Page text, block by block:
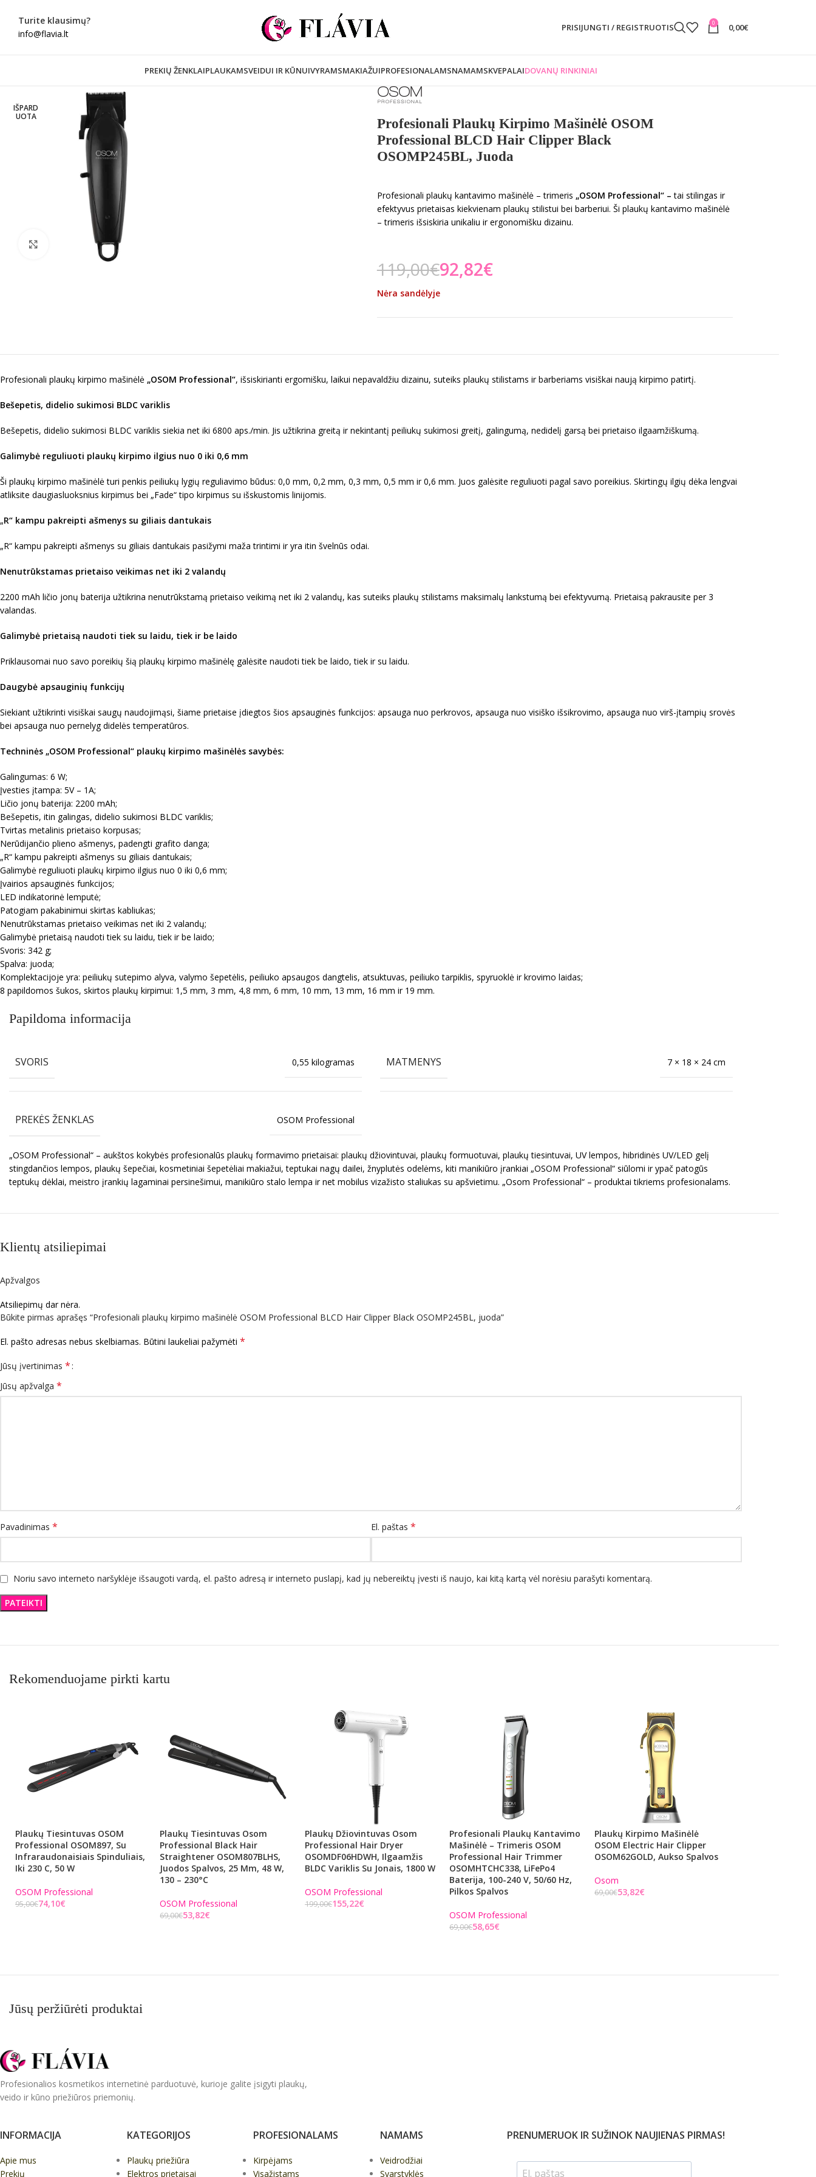
Turite klausimų?
info@flavia.lt
PRISIJUNGTI / REGISTRUOTIS 0 0,00€
PREKIŲ ŽENKLAIPLAUKAMSVEIDUI IR KŪNUIVYRAMSMAKIAŽUIPROFESIONALAMSNAMAMSKVEPALAIDOVANŲ RINKINIAI
IŠPARD
UOTA
Spustelėkite norėdami padidinti
Profesionali Plaukų Kirpimo Mašinėlė OSOM
Professional BLCD Hair Clipper Black
OSOMP245BL, Juoda
Profesionali plaukų kantavimo mašinėlė – trimeris „OSOM Professional“ – tai stilingas ir
efektyvus prietaisas kiekvienam plaukų stilistui bei barberiui. Ši plaukų kantavimo mašinėlė
– trimeris išsiskiria unikaliu ir ergonomišku dizainu.
119,00€92,82€
Nėra sandėlyje
Profesionali plaukų kirpimo mašinėlė „OSOM Professional“, išsiskirianti ergomišku, laikui nepavaldžiu dizainu, suteiks plaukų stilistams ir barberiams visiškai naują kirpimo patirtį.
Bešepetis, didelio sukimosi BLDC variklis
Bešepetis, didelio sukimosi BLDC variklis siekia net iki 6800 aps./min. Jis užtikrina greitą ir nekintantį peiliukų sukimosi greitį, galingumą, nedidelį garsą bei prietaiso ilgaamžiškumą.
Galimybė reguliuoti plaukų kirpimo ilgius nuo 0 iki 0,6 mm
Ši plaukų kirpimo mašinėlė turi penkis peiliukų lygių reguliavimo būdus: 0,0 mm, 0,2 mm, 0,3 mm, 0,5 mm ir 0,6 mm. Juos galėsite reguliuoti pagal savo poreikius. Skirtingų ilgių dėka lengvai
atliksite daugiasluoksnius kirpimus bei „Fade“ tipo kirpimus su išskustomis linijomis.
„R“ kampu pakreipti ašmenys su giliais dantukais
„R“ kampu pakreipti ašmenys su giliais dantukais pasižymi maža trintimi ir yra itin švelnūs odai.
Nenutrūkstamas prietaiso veikimas net iki 2 valandų
2200 mAh ličio jonų baterija užtikrina nenutrūkstamą prietaiso veikimą net iki 2 valandų, kas suteiks plaukų stilistams maksimalų lankstumą bei efektyvumą. Prietaisą pakrausite per 3
valandas.
Galimybė prietaisą naudoti tiek su laidu, tiek ir be laido
Priklausomai nuo savo poreikių šią plaukų kirpimo mašinėlę galėsite naudoti tiek be laido, tiek ir su laidu.
Daugybė apsauginių funkcijų
Siekiant užtikrinti visiškai saugų naudojimąsi, šiame prietaise įdiegtos šios apsauginės funkcijos: apsauga nuo perkrovos, apsauga nuo visiško išsikrovimo, apsauga nuo virš-įtampių srovės
bei apsauga nuo pernelyg didelės temperatūros.
Techninės „OSOM Professional“ plaukų kirpimo mašinėlės savybės:
Galingumas: 6 W;
Įvesties įtampa: 5V – 1A;
Ličio jonų baterija: 2200 mAh;
Bešepetis, itin galingas, didelio sukimosi BLDC variklis;
Tvirtas metalinis prietaiso korpusas;
Nerūdijančio plieno ašmenys, padengti grafito danga;
„R“ kampu pakreipti ašmenys su giliais dantukais;
Galimybė reguliuoti plaukų kirpimo ilgius nuo 0 iki 0,6 mm;
Įvairios apsauginės funkcijos;
LED indikatorinė lemputė;
Patogiam pakabinimui skirtas kabliukas;
Nenutrūkstamas prietaiso veikimas net iki 2 valandų;
Galimybė prietaisą naudoti tiek su laidu, tiek ir be laido;
Svoris: 342 g;
Spalva: juoda;
Komplektacijoje yra: peiliukų sutepimo alyva, valymo šepetėlis, peiliuko apsaugos dangtelis, atsuktuvas, peiliuko tarpiklis, spyruoklė ir krovimo laidas;
8 papildomos šukos, skirtos plaukų kirpimui: 1,5 mm, 3 mm, 4,8 mm, 6 mm, 10 mm, 13 mm, 16 mm ir 19 mm.
Papildoma informacija
SVORIS 0,55 kilogramas MATMENYS 7 × 18 × 24 cm
PREKĖS ŽENKLAS OSOM Professional
„OSOM Professional“ – aukštos kokybės profesionalūs plaukų formavimo prietaisai: plaukų džiovintuvai, plaukų formuotuvai, plaukų tiesintuvai, UV lempos, hibridinės UV/LED gelį
stingdančios lempos, plaukų šepečiai, kosmetiniai šepetėliai makiažui, teptukai nagų dailei, žnyplutės odelėms, kiti manikiūro įrankiai „OSOM Professional“ siūlomi ir ypač patogūs
teptukų dėklai, meistro įrankių lagaminai persinešimui, manikiūro stalo lempa ir net mobilus vizažisto staliukas su apšvietimu. „Osom Professional“ – produktai tikriems profesionalams.
Klientų atsiliepimai
Apžvalgos
Atsiliepimų dar nėra.
Būkite pirmas aprašęs “Profesionali plaukų kirpimo mašinėlė OSOM Professional BLCD Hair Clipper Black OSOMP245BL, juoda”
El. pašto adresas nebus skelbiamas. Būtini laukeliai pažymėti *
Jūsų įvertinimas *
Jūsų apžvalga *
Pavadinimas * El. paštas *
Noriu savo interneto naršyklėje išsaugoti vardą, el. pašto adresą ir interneto puslapį, kad jų nebereiktų įvesti iš naujo, kai kitą kartą vėl norėsiu parašyti komentarą.
Rekomenduojame pirkti kartu
Plaukų Tiesintuvas OSOM
Professional OSOM897, Su
Infraraudonaisiais Spinduliais,
Iki 230 C, 50 W
OSOM Professional
95,00€74,10€
Plaukų Tiesintuvas Osom
Professional Black Hair
Straightener OSOM807BLHS,
Juodos Spalvos, 25 Mm, 48 W,
130 – 230°C
OSOM Professional
69,00€53,82€
Plaukų Džiovintuvas Osom
Professional Hair Dryer
OSOMDF06HDWH, Ilgaamžis
BLDC Variklis Su Jonais, 1800 W
OSOM Professional
199,00€155,22€
Profesionali Plaukų Kantavimo
Mašinėlė – Trimeris OSOM
Professional Hair Trimmer
OSOMHTCHC338, LiFePo4
Baterija, 100-240 V, 50/60 Hz,
Pilkos Spalvos
OSOM Professional
69,00€58,65€
Plaukų Kirpimo Mašinėlė
OSOM Electric Hair Clipper
OSOM62GOLD, Aukso Spalvos
Osom
69,00€53,82€
Jūsų peržiūrėti produktai
Profesionalios kosmetikos internetinė parduotuvė, kurioje galite įsigyti plaukų,
veido ir kūno priežiūros priemonių.
INFORMACIJA
Apie mus
Prekių
KATEGORIJOS
Plaukų priežiūra
Elektros prietaisai
PROFESIONALAMS
Kirpėjams
Visažistams
NAMAMS
Veidrodžiai
Svarstyklės
PRENUMERUOK IR SUŽINOK NAUJIENAS PIRMAS!